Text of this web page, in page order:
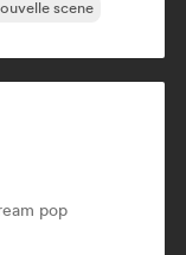
scene
pop